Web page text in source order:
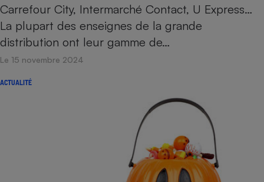
Carrefour City, Intermarché Contact, U Express…
La plupart des enseignes de la grande
distribution ont leur gamme de…
Le 15 novembre 2024
ACTUALITÉ